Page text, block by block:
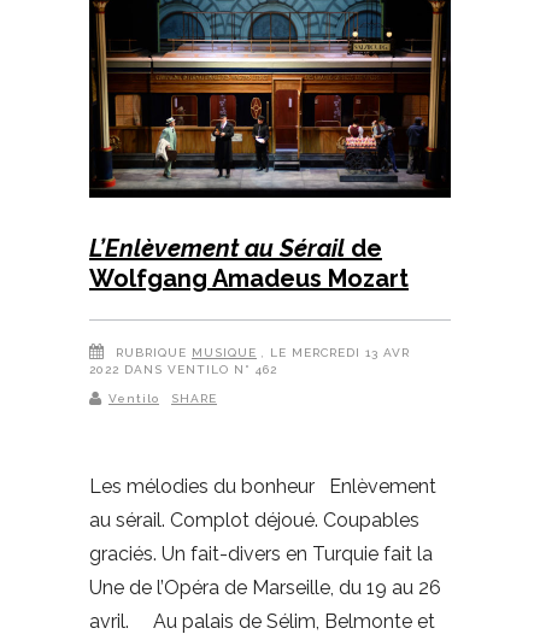
L’Enlèvement au Sérail de
Wolfgang Amadeus Mozart
RUBRIQUE MUSIQUE
, LE MERCREDI 13 AVR
2022 DANS VENTILO N° 462
Ventilo SHARE
Les mélodies du bonheur Enlèvement
au sérail. Complot déjoué. Coupables
graciés. Un fait-divers en Turquie fait la
Une de l’Opéra de Marseille, du 19 au 26
avril. Au palais de Sélim, Belmonte et